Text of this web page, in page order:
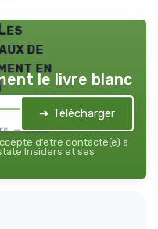
de
en
— 2026
le livre blanc
➔ Télécharger
d’être contacté(e) à
Insiders et ses